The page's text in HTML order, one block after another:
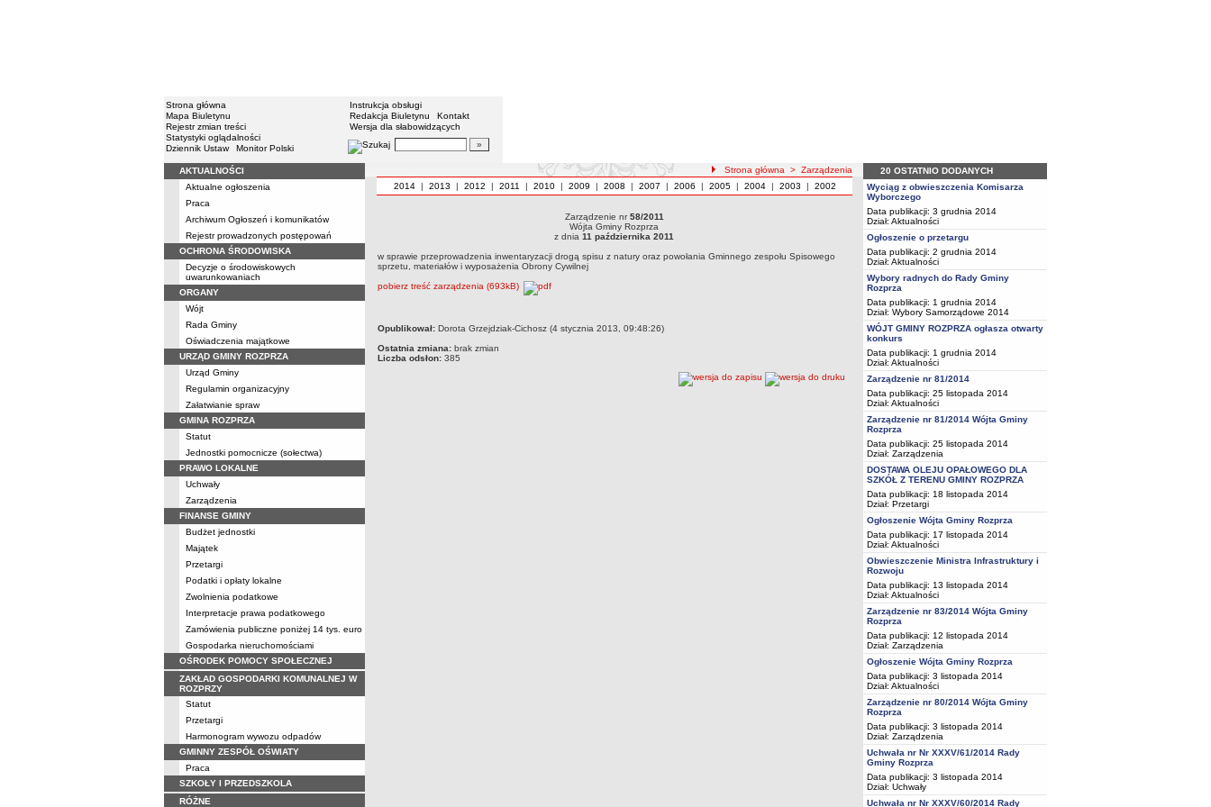
Strona główna
Mapa Biuletynu
Rejestr zmian treści
Statystyki oglądalności
Dziennik Ustaw
Monitor Polski
Instrukcja obsługi
Redakcja Biuletynu
Kontakt
Wersja dla słabowidzących
AKTUALNOŚCI
Aktualne ogłoszenia
Praca
Archiwum Ogłoszeń i komunikatów
Rejestr prowadzonych postępowań
OCHRONA ŚRODOWISKA
Decyzje o środowiskowych
uwarunkowaniach
ORGANY
Wójt
Rada Gminy
Oświadczenia majątkowe
URZĄD GMINY ROZPRZA
Urząd Gminy
Regulamin organizacyjny
Załatwianie spraw
GMINA ROZPRZA
Statut
Jednostki pomocnicze (sołectwa)
PRAWO LOKALNE
Uchwały
Zarządzenia
FINANSE GMINY
Budżet jednostki
Majątek
Przetargi
Podatki i opłaty lokalne
Zwolnienia podatkowe
Interpretacje prawa podatkowego
Zamówienia publiczne poniżej 14 tys. euro
Gospodarka nieruchomościami
OŚRODEK POMOCY SPOŁECZNEJ
ZAKŁAD GOSPODARKI KOMUNALNEJ W
ROZPRZY
Statut
Przetargi
Harmonogram wywozu odpadów
GMINNY ZESPÓŁ OŚWIATY
Praca
SZKOŁY I PRZEDSZKOLA
RÓŻNE
Strona główna > Zarządzenia
2014| 2013 | 2012 | 2011 | 2010| 2009 | 2008 | 2007 | 2006 | 2005| 2004| 2003 | 2002
Zarządzenie nr58/2011
Wójta Gminy Rozprza
z dnia 11 października 2011
w sprawie przeprowadzenia inwentaryzacji drogą spisu z natury oraz powołania Gminnego zespołu Spisowego
sprzetu, materiałów i wyposażenia Obrony Cywilnej
pobierz treść zarządzenia (693kB)
Opublikował: Dorota Grzejdziak-Cichosz (4 stycznia 2013, 09:48:26)
Ostatnia zmiana: brak zmian
Liczba odsłon: 385
20 OSTATNIO DODANYCH
Wyciąg z obwieszczenia Komisarza
Wyborczego
Data publikacji: 3 grudnia 2014
Dział: Aktualności
Ogłoszenie o przetargu
Data publikacji: 2 grudnia 2014
Dział: Aktualności
Wybory radnych do Rady Gminy
Rozprza
Data publikacji: 1 grudnia 2014
Dział: Wybory Samorządowe 2014
WÓJT GMINY ROZPRZA ogłasza otwarty
konkurs
Data publikacji: 1 grudnia 2014
Dział: Aktualności
Zarządzenie nr 81/2014
Data publikacji: 25 listopada 2014
Dział: Aktualności
Zarządzenie nr 81/2014 Wójta Gminy
Rozprza
Data publikacji: 25 listopada 2014
Dział: Zarządzenia
DOSTAWA OLEJU OPAŁOWEGO DLA
SZKÓŁ Z TERENU GMINY ROZPRZA
Data publikacji: 18 listopada 2014
Dział: Przetargi
Ogłoszenie Wójta Gminy Rozprza
Data publikacji: 17 listopada 2014
Dział: Aktualności
Obwieszczenie Ministra Infrastruktury i
Rozwoju
Data publikacji: 13 listopada 2014
Dział: Aktualności
Zarządzenie nr 83/2014 Wójta Gminy
Rozprza
Data publikacji: 12 listopada 2014
Dział: Zarządzenia
Ogłoszenie Wójta Gminy Rozprza
Data publikacji: 3 listopada 2014
Dział: Aktualności
Zarządzenie nr 80/2014 Wójta Gminy
Rozprza
Data publikacji: 3 listopada 2014
Dział: Zarządzenia
Uchwała nr Nr XXXV/61/2014 Rady
Gminy Rozprza
Data publikacji: 3 listopada 2014
Dział: Uchwały
Uchwała nr Nr XXXV/60/2014 Rady